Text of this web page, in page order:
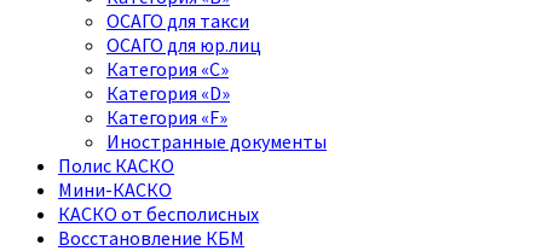
ОСАГО для такси
ОСАГО для юр.лиц
Категория «C»
Категория «D»
Категория «F»
Иностранные документы
Полис КАСКО
Мини-КАСКО
КАСКО от бесполисных
Восстановление КБМ